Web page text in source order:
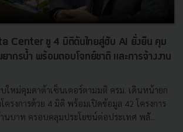
Center ชู 4 มิติดันไทยสู่ฮับ AI ยั่งยืน คุม
ยากรน้ำ พร้อมตอบโจทย์ชาติ และการจ้างงาน
ใหม่คุมดาต้าเซ็นเตอร์ตามมติ ครม. เดินหน้ายก
ครงการด้วย 4 มิติ พร้อมเปิดข้อมูล 42 โครงการ
นบาท ครอบคลุมประโยชน์ต่อประเทศ พลั...